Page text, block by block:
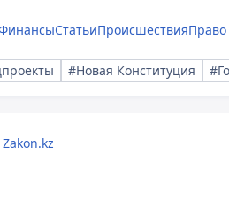
СтатьиПроисшествияПраво
#Новая Конституция